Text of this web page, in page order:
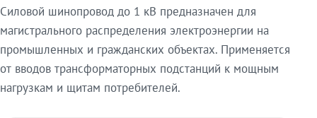
Силовой шинопровод до 1 кВ предназначен для
магистрального распределения электроэнергии на
промышленных и гражданских объектах. Применяется
от вводов трансформаторных подстанций к мощным
нагрузкам и щитам потребителей.